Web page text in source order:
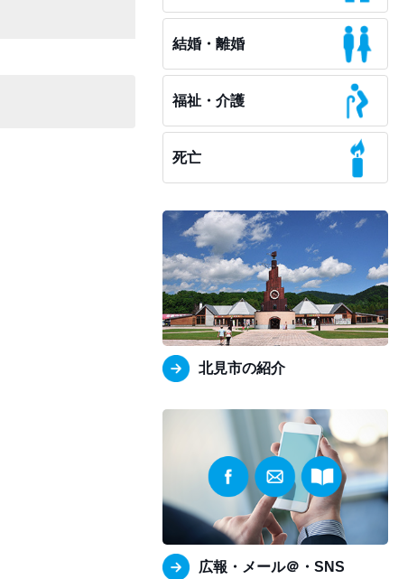
結婚・離婚
福祉・介護
死亡
北見市の紹介
広報・メール＠・SNS